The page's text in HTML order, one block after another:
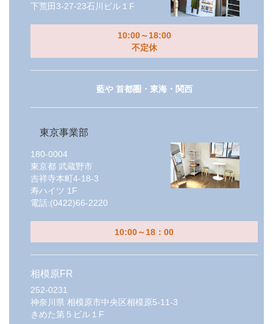
下荒田3-27-23石川ビル１F
10:00～18:00
不定休
藍や 首都圏・東海・関西
東京事業部
180-0004
東京都 武蔵野市
吉祥寺本町4-18-3
寿ハイツ 1F
電話:(0422)66-2220
10:00～18：00
相模原FR
252-0231
神奈川県 相模原市中央区相模原5-11-3
きめた第５ビル１F